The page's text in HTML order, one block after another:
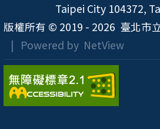
Taipei City 104372,
版權所有 © 2019 - 2026 臺北市
| Powered by NetView